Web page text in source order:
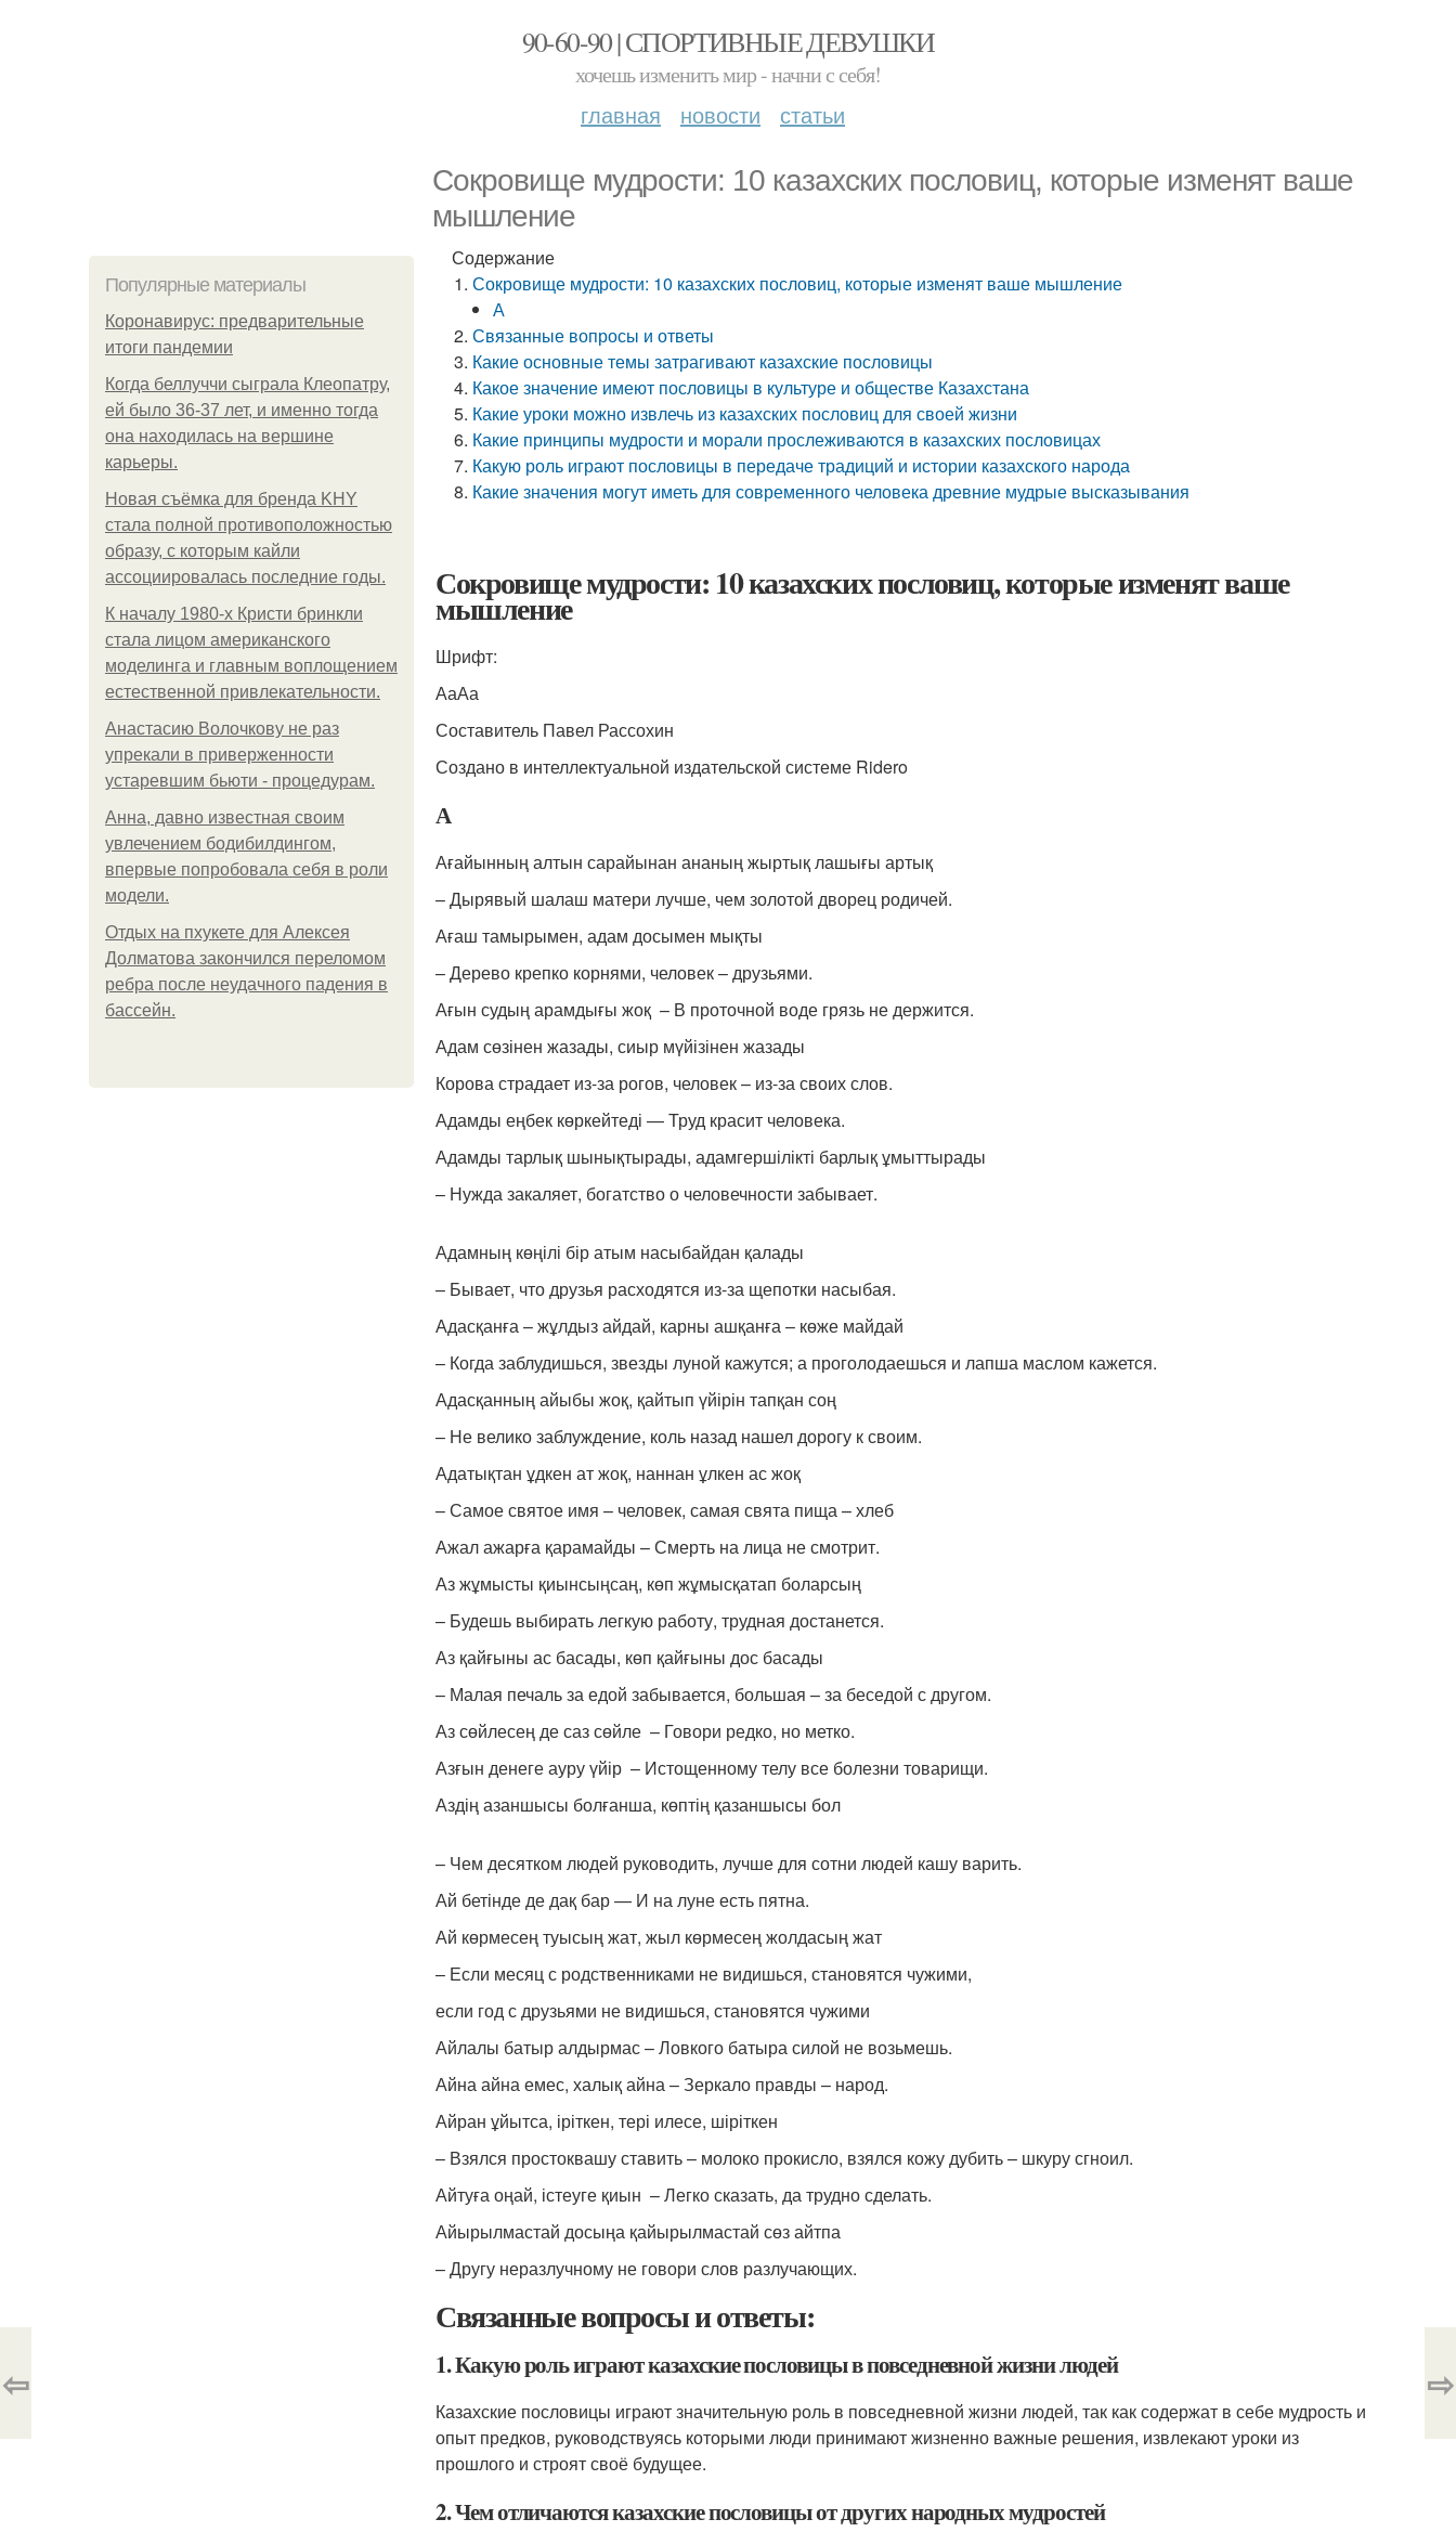
90-60-90 | СПОРТИВНЫЕ ДЕВУШКИ
хочешь изменить мир - начни с себя!
главная новости статьи
Сокровище мудрости: 10 казахских пословиц, которые изменят ваше
мышление
Популярные материалы
Коронавирус: предварительные
итоги пандемии
Когда беллуччи сыграла Клеопатру,
ей было 36-37 лет, и именно тогда
она находилась на вершине
карьеры.
Новая съёмка для бренда KHY
стала полной противоположностью
образу, с которым кайли
ассоциировалась последние годы.
К началу 1980-х Кристи бринкли
стала лицом американского
моделинга и главным воплощением
естественной привлекательности.
Анастасию Волочкову не раз
упрекали в приверженности
устаревшим бьюти - процедурам.
Анна, давно известная своим
увлечением бодибилдингом,
впервые попробовала себя в роли
модели.
Отдых на пхукете для Алексея
Долматова закончился переломом
ребра после неудачного падения в
бассейн.
Содержание
Сокровище мудрости: 10 казахских пословиц, которые изменят ваше мышление
А
Связанные вопросы и ответы
Какие основные темы затрагивают казахские пословицы
Какое значение имеют пословицы в культуре и обществе Казахстана
Какие уроки можно извлечь из казахских пословиц для своей жизни
Какие принципы мудрости и морали прослеживаются в казахских пословицах
Какую роль играют пословицы в передаче традиций и истории казахского народа
Какие значения могут иметь для современного человека древние мудрые высказывания
Сокровище мудрости: 10 казахских пословиц, которые изменят ваше
мышление
Шрифт:
АаАа
Составитель Павел Рассохин
Создано в интеллектуальной издательской системе Ridero
А
Ағайынның алтын сарайынан ананың жыртық лашығы артық
– Дырявый шалаш матери лучше, чем золотой дворец родичей.
Ағаш тамырымен, адам досымен мықты
– Дерево крепко корнями, человек – друзьями.
Ағын судың арамдығы жоқ – В проточной воде грязь не держится.
Адам сөзінен жазады, сиыр мүйізінен жазады
Корова страдает из-за рогов, человек – из-за своих слов.
Адамды еңбек көркейтеді — Труд красит человека.
Адамды тарлық шынықтырады, адамгершілікті барлық ұмыттырады
– Нужда закаляет, богатство о человечности забывает.
Адамның көңілі бір атым насыбайдан қалады
– Бывает, что друзья расходятся из-за щепотки насыбая.
Адасқанға – жұлдыз айдай, карны ашқанға – көже майдай
– Когда заблудишься, звезды луной кажутся; а проголодаешься и лапша маслом кажется.
Адасқанның айыбы жоқ, қайтып үйірін тапқан соң
– Не велико заблуждение, коль назад нашел дорогу к своим.
Адатықтан ұдкен ат жоқ, наннан ұлкен ас жоқ
– Самое святое имя – человек, самая свята пища – хлеб
Ажал ажарға қарамайды – Смерть на лица не смотрит.
Аз жұмысты қиынсыңсаң, көп жұмысқатап боларсың
– Будешь выбирать легкую работу, трудная достанется.
Аз қайғыны ас басады, көп қайғыны дос басады
– Малая печаль за едой забывается, большая – за беседой с другом.
Аз сөйлесең де саз сөйле – Говори редко, но метко.
Азғын денеге ауру үйір – Истощенному телу все болезни товарищи.
Аздің азаншысы болғанша, көптің қазаншысы бол
– Чем десятком людей руководить, лучше для сотни людей кашу варить.
Ай бетінде де дақ бар — И на луне есть пятна.
Ай көрмесең туысың жат, жыл көрмесең жолдасың жат
– Если месяц с родственниками не видишься, становятся чужими,
если год с друзьями не видишься, становятся чужими
Айлалы батыр алдырмас – Ловкого батыра силой не возьмешь.
Айна айна емес, халық айна – Зеркало правды – народ.
Айран ұйытса, іріткен, тері илесе, шіріткен
– Взялся простоквашу ставить – молоко прокисло, взялся кожу дубить – шкуру сгноил.
Айтуға оңай, істеуге қиын – Легко сказать, да трудно сделать.
Айырылмастай досыңа қайырылмастай сөз айтпа
– Другу неразлучному не говори слов разлучающих.
Связанные вопросы и ответы:
1. Какую роль играют казахские пословицы в повседневной жизни людей
Казахские пословицы играют значительную роль в повседневной жизни людей, так как содержат в себе мудрость и
опыт предков, руководствуясь которыми люди принимают жизненно важные решения, извлекают уроки из
прошлого и строят своё будущее.
2. Чем отличаются казахские пословицы от других народных мудростей
⇦ ⇨